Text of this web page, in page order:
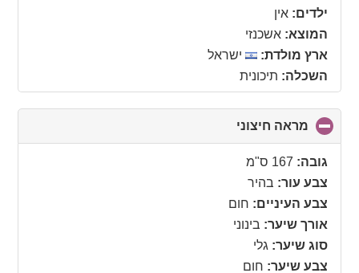
ילדים: אין
המוצא: אשכנזי
ארץ מולדת:
ישראל
השכלה: תיכונית
מראה חיצוני
to
גובה: 167 ס"מ
צבע עור: בהיר
צבע העיניים: חום
אורך שיער: בינוני
סוג שיער: גלי
צבע שיער: חום